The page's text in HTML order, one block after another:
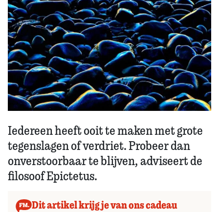
Iedereen heeft ooit te maken met grote
tegenslagen of verdriet. Probeer dan
onverstoorbaar te blijven, adviseert de
filosoof Epictetus.
Dit artikel krijg je van ons cadeau